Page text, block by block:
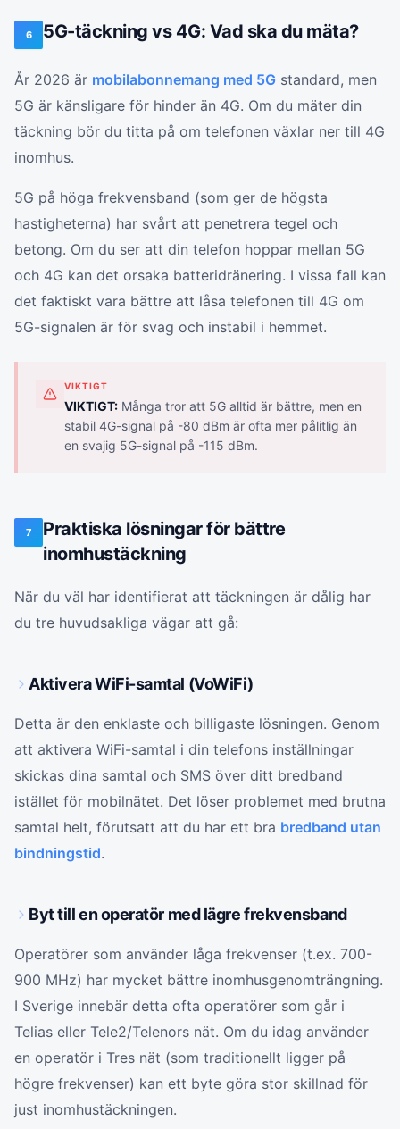
6 5G-täckning vs 4G: Vad ska du mäta?
År 2026 är mobilabonnemang med 5G standard, men
5G är känsligare för hinder än 4G. Om du mäter din
täckning bör du titta på om telefonen växlar ner till 4G
inomhus.
5G på höga frekvensband (som ger de högsta
hastigheterna) har svårt att penetrera tegel och
betong. Om du ser att din telefon hoppar mellan 5G
och 4G kan det orsaka batteridränering. I vissa fall kan
det faktiskt vara bättre att låsa telefonen till 4G om
5G-signalen är för svag och instabil i hemmet.
VIKTIGT
VIKTIGT: Många tror att 5G alltid är bättre, men en
stabil 4G-signal på -80 dBm är ofta mer pålitlig än
en svajig 5G-signal på -115 dBm.
7
Praktiska lösningar för bättre
inomhustäckning
När du väl har identifierat att täckningen är dålig har
du tre huvudsakliga vägar att gå:
Aktivera WiFi-samtal (VoWiFi)
Detta är den enklaste och billigaste lösningen. Genom
att aktivera WiFi-samtal i din telefons inställningar
skickas dina samtal och SMS över ditt bredband
istället för mobilnätet. Det löser problemet med brutna
samtal helt, förutsatt att du har ett bra bredband utan
bindningstid.
Byt till en operatör med lägre frekvensband
Operatörer som använder låga frekvenser (t.ex. 700-
900 MHz) har mycket bättre inomhusgenomträngning.
I Sverige innebär detta ofta operatörer som går i
Telias eller Tele2/Telenors nät. Om du idag använder
en operatör i Tres nät (som traditionellt ligger på
högre frekvenser) kan ett byte göra stor skillnad för
just inomhustäckningen.